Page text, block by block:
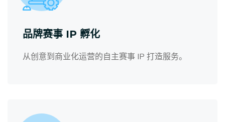
品牌赛事 IP 孵化
从创意到商业化运营的自主赛事 IP 打造服务。